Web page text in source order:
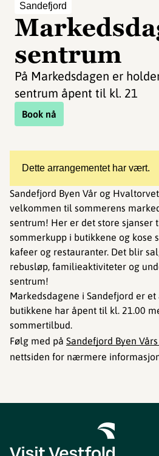
Sandefjord
sentrum
På Markedsdagen er
sentrum åpent til kl. 21
Book nå
Dette arrangementet har vært.
Sandefjord Byen Vår og
velkommen til sommerens
sentrum! Her er det store sjanser
sommerkupp i butikkene og kose
kafeer og restauranter. Det blir
rebusløp, familieaktiviteter og
sentrum!
Markedsdagene i Sandefjord er
butikkene har åpent til kl. 21.00
sommertilbud.
Følg med på Sandefjord Byen
nettsiden for nærmere